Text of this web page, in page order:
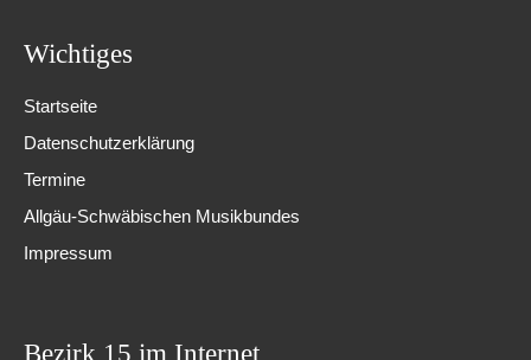
Wichtiges
Startseite
Datenschutzerklärung
Termine
Allgäu-Schwäbischen Musikbundes
Impressum
Bezirk 15 im Internet